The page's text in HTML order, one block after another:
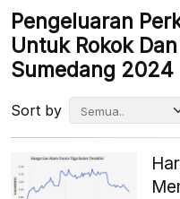
Pengeluaran
Untuk Rokok
Sumedang 2024
Sort by